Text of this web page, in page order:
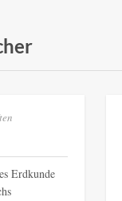
Erdkunde